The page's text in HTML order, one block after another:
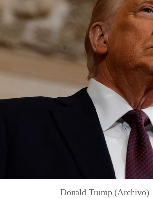
Donald Trump (Archivo)